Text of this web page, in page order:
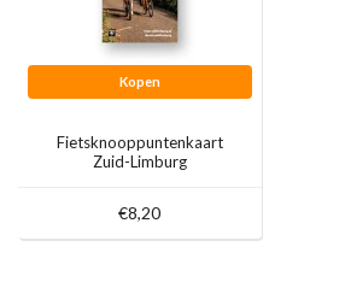
Kopen
Fietsknooppuntenkaart
Zuid-Limburg
€8,20